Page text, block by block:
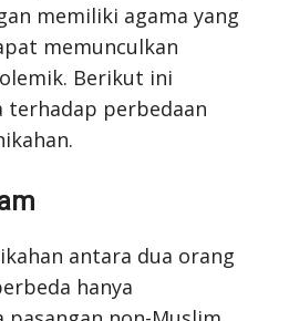
memiliki agama yang
memunculkan
Berikut ini
terhadap perbedaan
antara dua orang
hanya